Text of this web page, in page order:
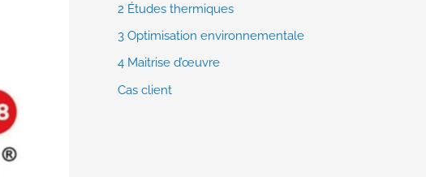
2 Études thermiques
3 Optimisation environnementale
4 Maitrise d’œuvre
Cas client